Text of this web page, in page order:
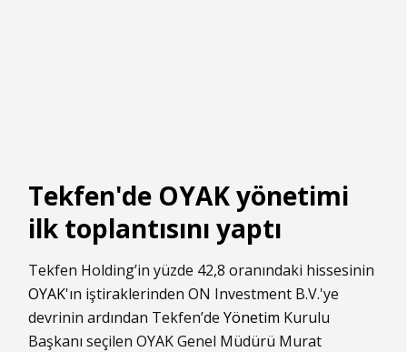
Tekfen'de OYAK yönetimi
ilk toplantısını yaptı
Tekfen Holding’in yüzde 42,8 oranındaki hissesinin
OYAK'ın iştiraklerinden ON Investment B.V.'ye
devrinin ardından Tekfen’de Yönetim Kurulu
Başkanı seçilen OYAK Genel Müdürü Murat